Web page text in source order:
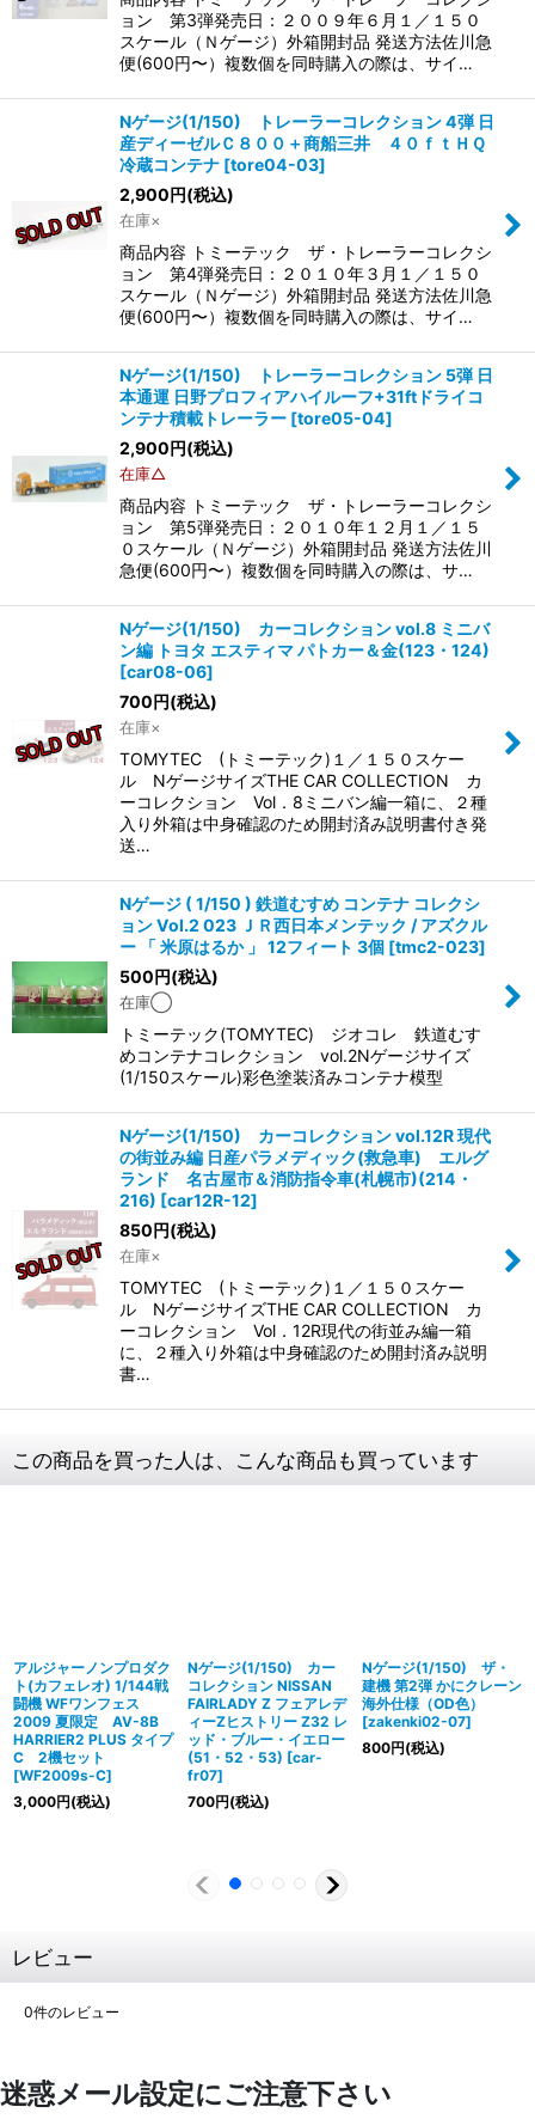
ョン 第3弾発売日：２００９年６月１／１５０
スケール（Ｎゲージ）外箱開封品 発送方法佐川急
便(600円〜）複数個を同時購入の際は、サイ…
Nゲージ(1/150) トレーラーコレクション 4弾 日
産ディーゼルＣ８００＋商船三井 ４０ｆｔＨＱ
冷蔵コンテナ [tore04-03]
2,900円(税込)
在庫×
商品内容 トミーテック ザ・トレーラーコレクシ
ョン 第4弾発売日：２０１０年３月１／１５０
スケール（Ｎゲージ）外箱開封品 発送方法佐川急
便(600円〜）複数個を同時購入の際は、サイ…
Nゲージ(1/150) トレーラーコレクション 5弾 日
本通運 日野プロフィアハイルーフ+31ftドライコ
ンテナ積載トレーラー [tore05-04]
2,900円(税込)
在庫△
商品内容 トミーテック ザ・トレーラーコレクシ
ョン 第5弾発売日：２０１０年１２月１／１５
０スケール（Ｎゲージ）外箱開封品 発送方法佐川
急便(600円〜）複数個を同時購入の際は、サ…
Nゲージ(1/150) カーコレクション vol.8 ミニバ
ン編 トヨタ エスティマ パトカー＆金(123・124)
[car08-06]
700円(税込)
在庫×
TOMYTEC (トミーテック)１／１５０スケー
ル NゲージサイズTHE CAR COLLECTION カ
ーコレクション Vol．8ミニバン編一箱に、２種
入り外箱は中身確認のため開封済み説明書付き発
送…
Nゲージ ( 1/150 ) 鉄道むすめ コンテナ コレクシ
ョン Vol.2 023 ＪＲ西日本メンテック / アズクル
ー 「 米原はるか 」 12フィート 3個 [tmc2-023]
500円(税込)
在庫◯
トミーテック(TOMYTEC) ジオコレ 鉄道むす
めコンテナコレクション vol.2Nゲージサイズ
(1/150スケール)彩色塗装済みコンテナ模型
Nゲージ(1/150) カーコレクション vol.12R 現代
の街並み編 日産パラメディック(救急車) エルグ
ランド 名古屋市＆消防指令車(札幌市)(214・
216) [car12R-12]
850円(税込)
在庫×
TOMYTEC (トミーテック)１／１５０スケー
ル NゲージサイズTHE CAR COLLECTION カ
ーコレクション Vol．12R現代の街並み編一箱
に、２種入り外箱は中身確認のため開封済み説明
書…
この商品を買った人は、こんな商品も買っています
アルジャーノンプロダク
ト(カフェレオ) 1/144戦
闘機 WFワンフェス
2009 夏限定 AV-8B
HARRIER2 PLUS タイプ
C 2機セット
[WF2009s-C]
3,000円(税込)
Nゲージ(1/150) カー
コレクション NISSAN
FAIRLADY Z フェアレデ
ィーZヒストリー Z32 レ
ッド・ブルー・イエロー
(51・52・53) [car-
fr07]
700円(税込)
Nゲージ(1/150) ザ・
建機 第2弾 かにクレーン
海外仕様（OD色）
[zakenki02-07]
800円(税込)
レビュー
0件のレビュー
迷惑メール設定にご注意下さい